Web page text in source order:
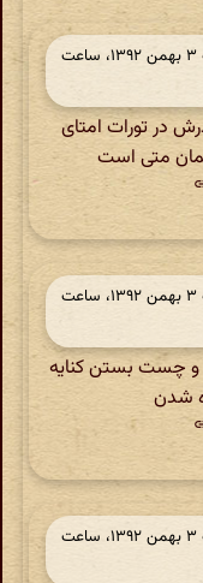
در ‫۱۲ سال و ۶ ماه قبل، پنجشنبه ۳ بهمن ۱۳۹۲، ساعت
در تورات امتای
متی است
در ‫۱۲ سال و ۶ ماه قبل، پنجشنبه ۳ بهمن ۱۳۹۲، ساعت
و چست بستن کنایه
شدن
در ‫۱۲ سال و ۶ ماه قبل، پنجشنبه ۳ بهمن ۱۳۹۲، ساعت